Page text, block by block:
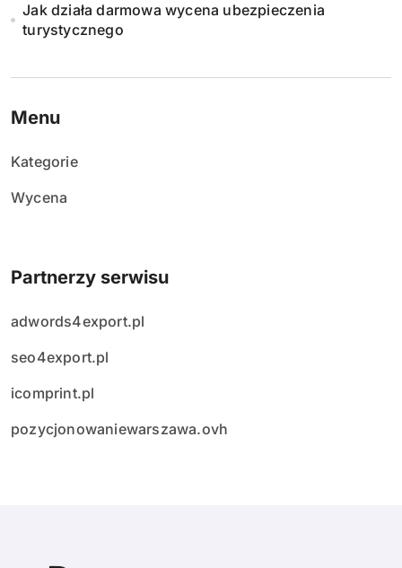
Jak działa darmowa wycena ubezpieczenia
turystycznego
Menu
Kategorie
Wycena
Partnerzy serwisu
adwords4export.pl
seo4export.pl
icomprint.pl
pozycjonowaniewarszawa.ovh